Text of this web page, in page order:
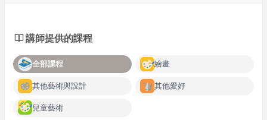
講師提供的課程
全部課程 繪畫
其他藝術與設計 其他愛好
兒童藝術